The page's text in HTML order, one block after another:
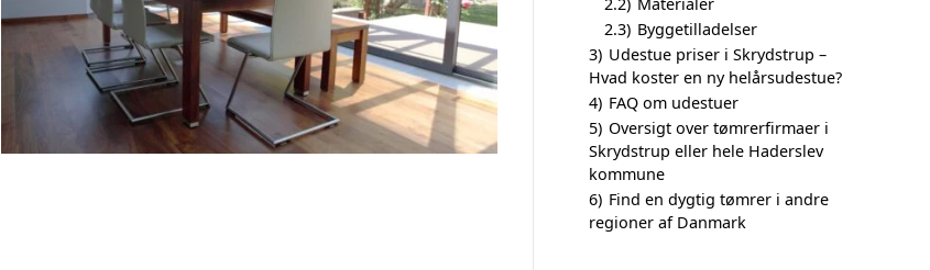
2.3) Byggetilladelser
3) Udestue priser i Skrydstrup –
Hvad koster en ny helårsudestue?
4) FAQ om udestuer
5) Oversigt over tømrerfirmaer i
Skrydstrup eller hele Haderslev
kommune
6) Find en dygtig tømrer i andre
regioner af Danmark